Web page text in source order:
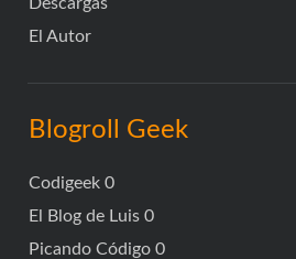
El Autor
Blogroll Geek
Codigeek0
El Blog de Luis0
Picando Código0